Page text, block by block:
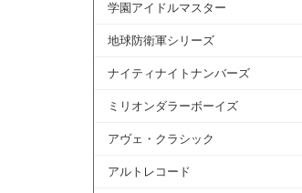
学園アイドルマスター
地球防衛軍シリーズ
ナイティナイトナンバーズ
ミリオンダラーボーイズ
アヴェ・クラシック
アルトレコード